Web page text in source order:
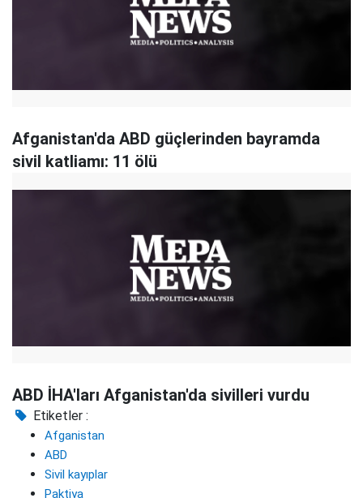
Afganistan'da ABD güçlerinden bayramda
sivil katliamı: 11 ölü
ABD İHA'ları Afganistan'da sivilleri vurdu
Etiketler :
Afganistan
ABD
Sivil kayıplar
Paktiya